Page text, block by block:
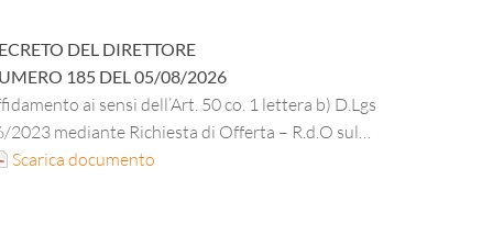
a qualsiasi titolo alle Pubbliche Amministrazioni
MASTER 5651304397 CIG DERIVATO
– servizio di pulizia e disinfestazone di
al Decreto del Direttore n. 150 del 25.06.2026
DEL DIRETTORE
185 DEL05/08/2026
ai sensi dell’Art. 50 co. 1 lettera b) D.Lgs
2023 mediante Richiesta di Offerta – R.d.O sul
per la fornitura di materiale di cancelleria,
Scarica documento